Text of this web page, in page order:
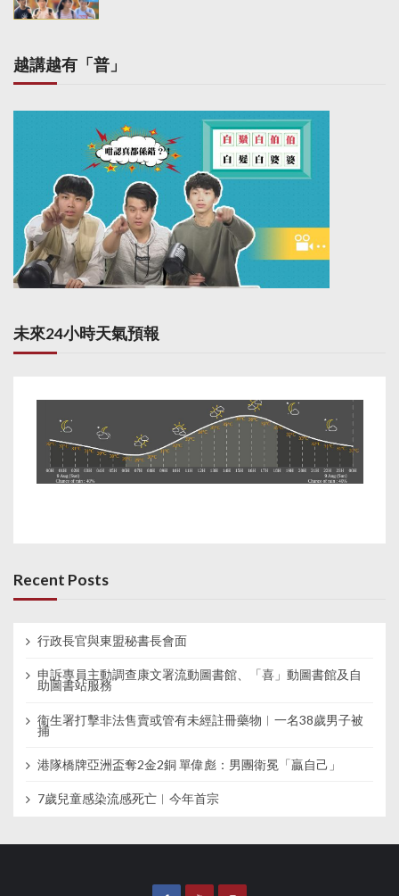
越講越有「普」
未來24小時天氣預報
Recent Posts
行政長官與東盟秘書長會面
申訴專員主動調查康文署流動圖書館、「喜」動圖書館及自
助圖書站服務
衞生署打擊非法售賣或管有未經註冊藥物︱一名38歲男子被
捕
港隊橋牌亞洲盃奪2金2銅 單偉彪：男團衛冕「贏自己」
7歲兒童感染流感死亡︱今年首宗